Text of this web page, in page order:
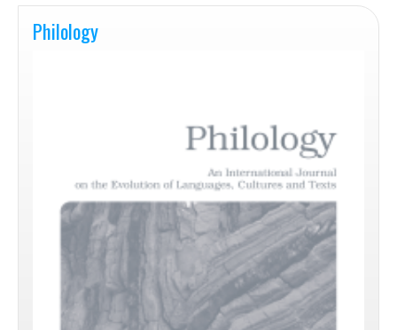
Philology